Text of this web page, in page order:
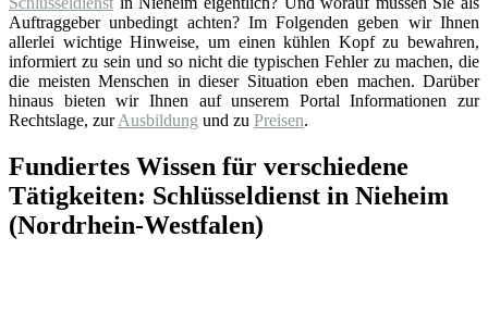
Auftraggeber unbedingt achten? Im Folgenden geben wir Ihnen
allerlei wichtige Hinweise, um einen kühlen Kopf zu bewahren,
informiert zu sein und so nicht die typischen Fehler zu machen, die
die meisten Menschen in dieser Situation eben machen. Darüber
hinaus bieten wir Ihnen auf unserem Portal Informationen zur
Rechtslage, zurAusbildung und zu Preisen.
Fundiertes Wissen für verschiedene
Tätigkeiten: Schlüsseldienst in Nieheim
(Nordrhein-Westfalen)